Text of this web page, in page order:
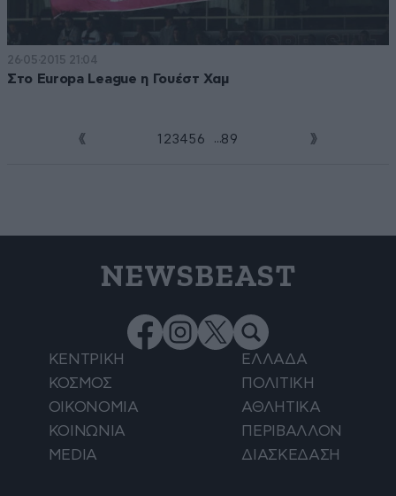
26·05·2015 21:04
Στο Europa League η Γουέστ Χαμ
1 234 5 6 ...8 9
NEWSBEAST
ΚΕΝΤΡΙΚΗ
ΕΛΛΑΔΑ
ΚΟΣΜΟΣ
ΠΟΛΙΤΙΚΗ
ΟΙΚΟΝΟΜΙΑ
ΑΘΛΗΤΙΚΑ
ΚΟΙΝΩΝΙΑ
ΠΕΡΙΒΑΛΛΟΝ
MEDIA
ΔΙΑΣΚΕΔΑΣΗ